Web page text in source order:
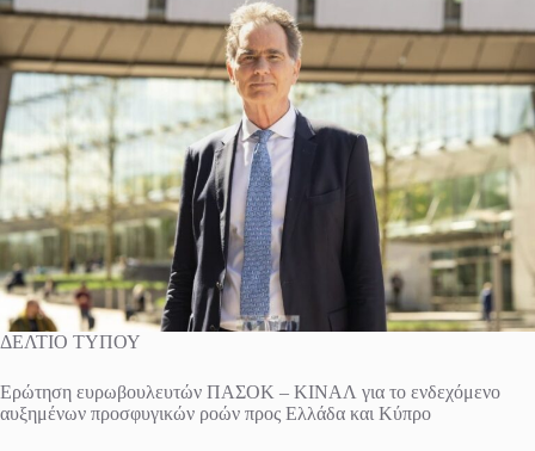
ΔΕΛΤΙΟ ΤΥΠΟΥ
Ερώτηση ευρωβουλευτών ΠΑΣΟΚ – ΚΙΝΑΛ για το ενδεχόμενο
αυξημένων προσφυγικών ροών προς Ελλάδα και Κύπρο